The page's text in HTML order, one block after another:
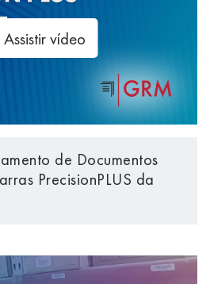
Assistir vídeo
de Documentos
PrecisionPLUS da